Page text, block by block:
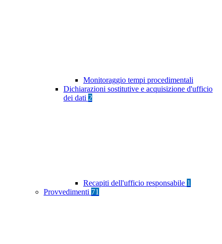
Monitoraggio tempi procedimentali
Dichiarazioni sostitutive e acquisizione d'ufficio
dei dati 2
Recapiti dell'ufficio responsabile 1
Provvedimenti 71